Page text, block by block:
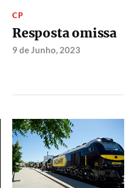
CP
Resposta omissa
9 de Junho, 2023